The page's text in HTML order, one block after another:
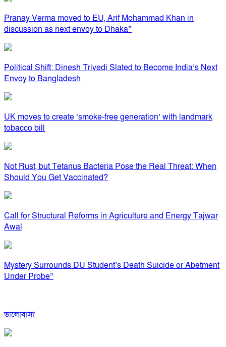
Pranay Verma moved to EU, Arif Mohammad Khan in
discussion as next envoy to Dhaka”
Political Shift: Dinesh Trivedi Slated to Become India’s Next
Envoy to Bangladesh
UK moves to create ‘smoke-free generation’ with landmark
tobacco bill
Not Rust, but Tetanus Bacteria Pose the Real Threat: When
Should You Get Vaccinated?
Call for Structural Reforms in Agriculture and Energy Tajwar
Awal
Mystery Surrounds DU Student’s Death Suicide or Abetment
Under Probe”
ভালোবাসা